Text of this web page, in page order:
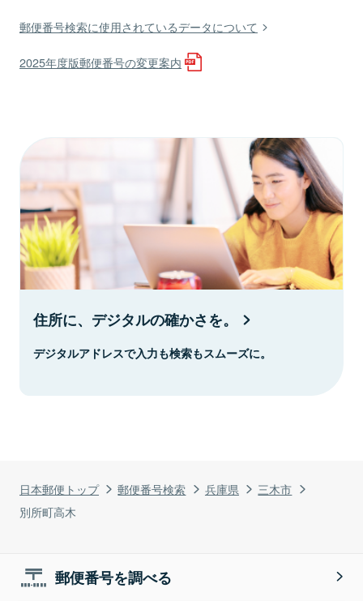
日本郵便トップ 郵便番号検索 兵庫県
三木市
別所町高木
郵便番号検索に使用されているデータについて
2025年度版郵便番号の変更案内
住所に、デジタルの確かさを。
デジタルアドレスで入力も検索もスムーズに。
郵便番号を調べる